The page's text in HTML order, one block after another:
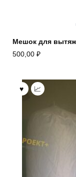
Мешок для
500,00 ₽